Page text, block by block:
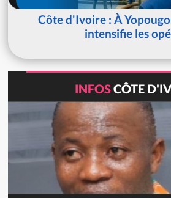
Côte d'Ivoire : À
intensifie les
INFOSCÔTE